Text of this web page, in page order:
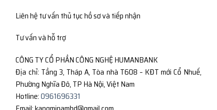
Liên hệ tư vấn thủ tục hồ sơ và tiếp nhận
Tư vấn và hỗ trợ
CÔNG TY CỔ PHẦN CÔNG NGHỆ HUMANBANK
Địa chỉ: Tầng 3, Tháp A, Tòa nhà T608 – KĐT mới Cổ Nhuế,
Phường Nghĩa Đô, TP Hà Nội, Việt Nam
Hotline:0961696331